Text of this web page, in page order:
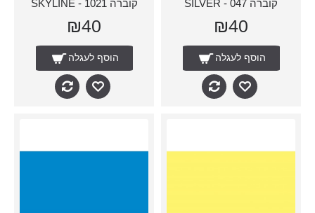
קוברה 047 - SILVER
₪40
הוסף לעגלה
קוברה 1021 - SKYLINE
₪40
הוסף לעגלה